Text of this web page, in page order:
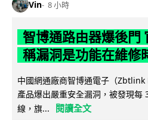
Vin 8 小時
智博通路由器爆後門
稱漏洞是功能在維修
中國網通廠商智博通電子（
產品爆出嚴重安全漏洞，被發現每
線，旗...
閱讀全文